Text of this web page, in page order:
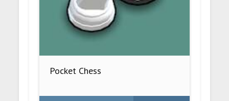
Pocket Chess